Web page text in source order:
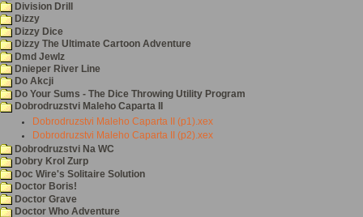
Division Drill
Dizzy
Dizzy Dice
Dizzy The Ultimate Cartoon Adventure
Dmd Jewlz
Dnieper River Line
Do Akcji
Do Your Sums - The Dice Throwing Utility Program
Dobrodruzstvi Maleho Caparta II
Dobrodruzstvi Maleho Caparta II (p1).xex
Dobrodruzstvi Maleho Caparta II (p2).xex
Dobrodruzstvi Na WC
Dobry Krol Zurp
Doc Wire's Solitaire Solution
Doctor Boris!
Doctor Grave
Doctor Who Adventure